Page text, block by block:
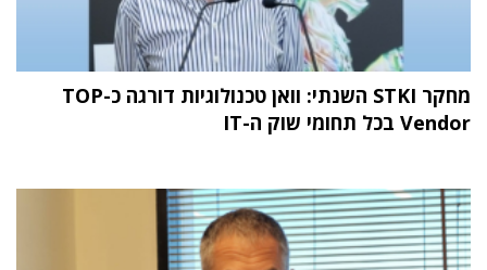
מחקר STKI השנתי: וואן טכנולוגיות דורגה כ-TOP
Vendor בכל תחומי שוק ה-IT